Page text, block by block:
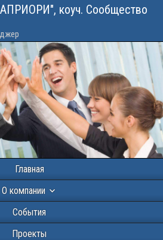
коуч. Сообщество
Главная
О компании
События
Проекты